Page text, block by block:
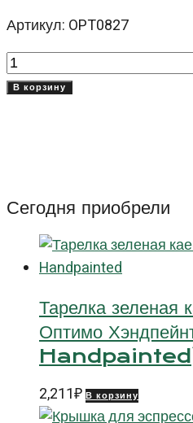
Артикул: OPT0827
Количество
товара
(Optimo)
В корзину
Сегодня приобрели
Тарелка
Оптимо
2,211₽ В корзину